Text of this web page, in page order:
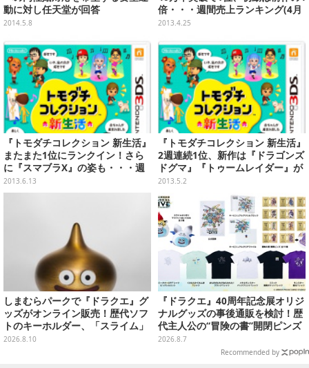
動に対し任天堂が回答
2014.5.8
倍・・・週間売上ランキング(4月
15日～21日)
2013.4.25
『トモダチコレクション 新生活』
またまた1位にランクイン！さら
に『スマブラX』の姿も・・・週
間売上ランキング(6月3日～9日)
2013.6.13
『トモダチコレクション 新生活』
2週連続1位、新作は『ドラゴンズ
ドグマ』『トゥームレイダー』が
人気・・・週間売上ランキング(4
月22日～28日)
2013.5.2
しまむらパークで『ドラクエ』グ
ッズがオンライン販売！歴代ソフ
トのキーホルダー、「スライム」
「ロトの剣&盾」などのメタルフ
2026.8.10
『ドラクエ』40周年記念展オリジ
ナルグッズの事後通販を検討！歴
代主人公の“冒険の書”開閉ピンズ
をはじめ、ユニークなＴシャツや
2026.8.7
Recommended by